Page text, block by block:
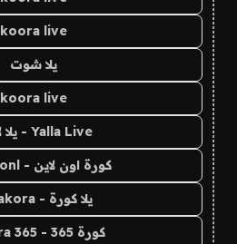
koora live
يلا شوت
koora live
Yalla Live - يلا لايف
كورة اون لاين - koora onl
يلا كورة - yallakora
كورة 365 - kooora 365